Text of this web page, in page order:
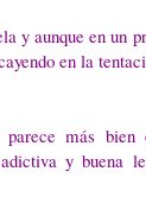
y aunque en un
en la
más bien
y buena